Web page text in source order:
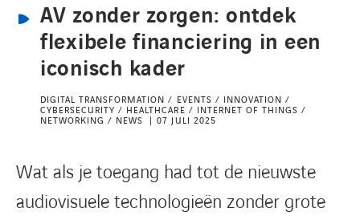
CONTACT
AV zonder zorgen: ontdek
flexibele financiering in een
iconisch kader
DIGITAL TRANSFORMATION / EVENTS / INNOVATION /
CYBERSECURITY / HEALTHCARE / INTERNET OF THINGS /
NETWORKING / NEWS
07 JULI 2025
Wat als je toegang had tot de nieuwste
audiovisuele technologieën zonder grote